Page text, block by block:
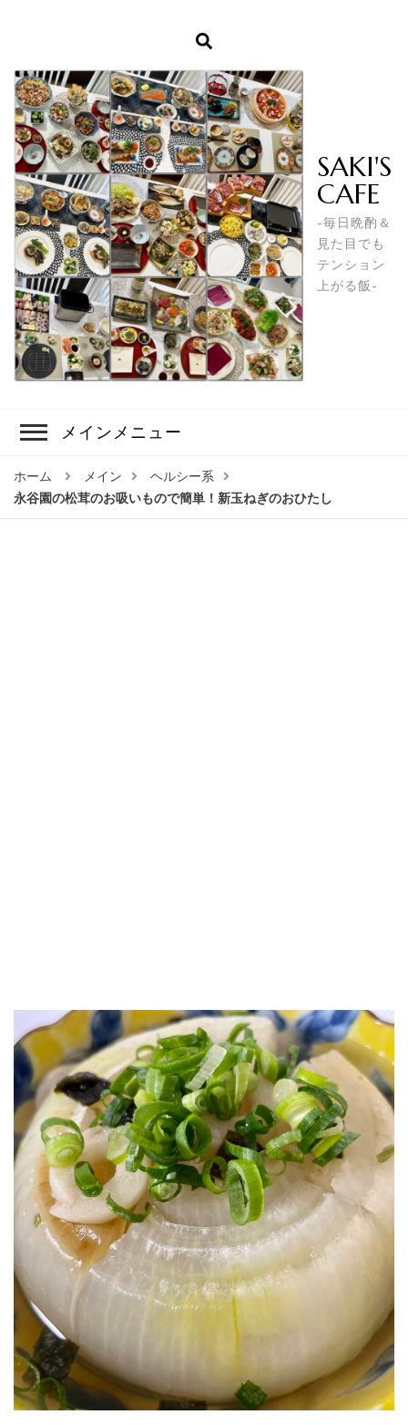
SAKI'S
CAFE
-毎日晩酌＆
見た目でも
テンション
上がる飯-
メインメニュー
ホーム メイン
ヘルシー系
永谷園の松茸のお吸いもので簡単！新玉ねぎのおひたし